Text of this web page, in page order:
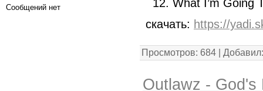
12. What I’m Going
скачать: https://
Просмотров: 684 |
Outlawz - God's